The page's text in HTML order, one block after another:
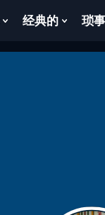
Show
For
经典的 Show
For
琐事